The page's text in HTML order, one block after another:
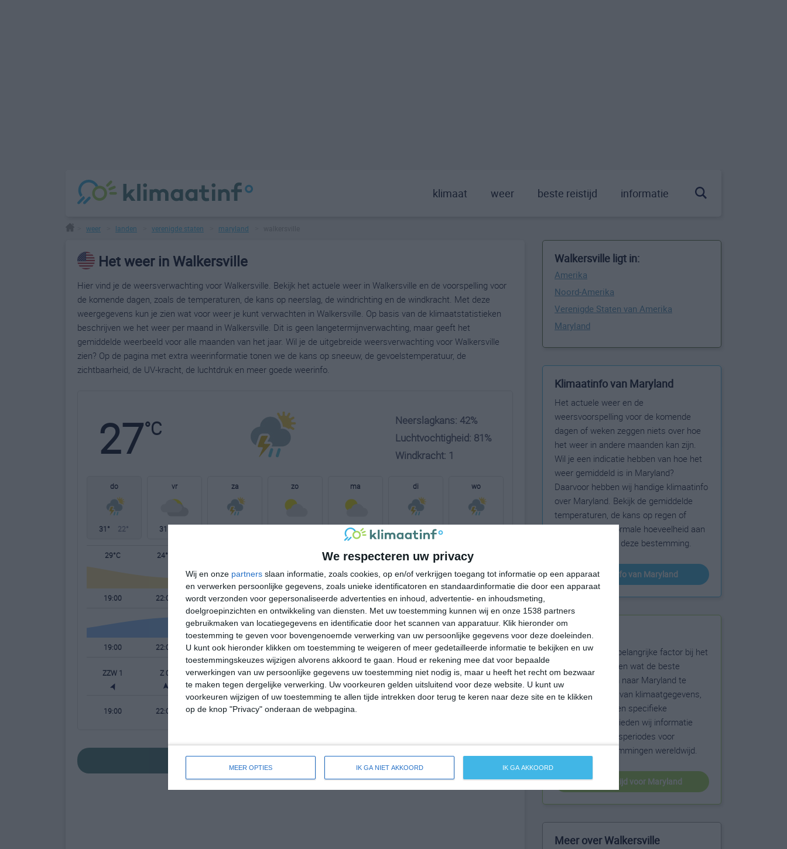
We respecteren uw privacy
Wij en onze partners slaan informatie, zoals cookies, op en/of verkrijgen toegang tot informatie op een apparaat
en verwerken persoonlijke gegevens, zoals unieke identificatoren en standaardinformatie die door een apparaat
wordt verzonden voor gepersonaliseerde advertenties en inhoud, advertentie- en inhoudsmeting,
doelgroepinzichten en ontwikkeling van diensten.
Met uw toestemming kunnen wij en onze 1538 partners
gebruikmaken van locatiegegevens en identificatie door het scannen van apparatuur. Klik hieronder om
toestemming te geven voor bovengenoemde verwerking van uw persoonlijke gegevens voor deze doeleinden.
U kunt ook hieronder klikken om toestemming te weigeren of meer gedetailleerde informatie te bekijken en uw
toestemmingskeuzes wijzigen alvorens akkoord te gaan.
Houd er rekening mee dat voor bepaalde
verwerkingen van uw persoonlijke gegevens uw toestemming niet nodig is, maar u heeft het recht om bezwaar
te maken tegen dergelijke verwerking. Uw voorkeuren gelden uitsluitend voor deze website. U kunt uw
voorkeuren wijzigen of uw toestemming te allen tijde intrekken door terug te keren naar deze site en te klikken
op de knop "Privacy" onderaan de webpagina.
MEER OPTIES IK GA NIET AKKOORD IK GA AKKOORD
klimaat weer beste reistijd informatie
weer landen verenigde staten maryland
Het weer in Walkersville
Hier vind je de weersverwachting voor Walkersville. Bekijk het actuele weer in Walkersville en de voorspelling voor
de komende dagen, zoals de temperaturen, de kans op neerslag, de windrichting en de windkracht. Met deze
weergegevens kun je zien wat voor weer je kunt verwachten in Walkersville. Op basis van de klimaatstatistieken
beschrijven we het weer per maand in Walkersville. Dit is geen langetermijnverwachting, maar geeft het
gemiddelde weerbeeld voor alle maanden van het jaar. Wil je de uitgebreide weersverwachting voor Walkersville
zien? Op de pagina met extra weerinformatie tonen we de kans op sneeuw, de gevoelstemperatuur, de
zichtbaarheid, de UV-kracht, de luchtdruk en meer goede weerinfo.
27°C
Neerslagkans: 42%
Luchtvochtigheid: 81%
Windkracht: 1
do
31° 22°
vr
31°
za zo ma
32° 20°
di
22°
wo
29°C 24°C 22°C 27°C 29°C 30°C
19:00 22:00 01:00 04:00 07:00 10:00 13:00 16:00
19:00 22:00 01:00 04:00 07:00 10:00 13:00 16:00
ZZW 1 Z 0 Z 0 Z 0 Z 0 ZZW 0 ZZW 1 ZZW 2
19:00 22:00 01:00 04:00 07:00
bekijk de uitgebreide weersverwachting voor Walkersville
Walkersville ligt in:
Amerika
Noord-Amerika
Verenigde Staten van Amerika
Maryland
Klimaatinfo van Maryland
Het actuele weer en de
weersvoorspelling voor de komende
dagen of weken zeggen niets over hoe
het weer in andere maanden kan zijn.
Wil je een indicatie hebben van hoe het
weer gemiddeld is in Maryland?
Daarvoor hebben wij handige klimaatinfo
over Maryland. Bekijk de gemiddelde
temperaturen, de kans op regen of
sneeuw en de normale hoeveelheid aan
zonneschijn voor deze bestemming.
klimaatinfo van Maryland
Beste reistijd
Het weer is een belangrijke factor bij het
reizen. Wil je weten wat de beste
maanden zijn om naar Maryland te
reizen? Op basis van klimaatgegevens,
weersextremen en specifieke
weerinformatie bieden wij informatie
over de beste reisperiodes voor
duizenden bestemmingen wereldwijd.
beste reistijd voor Maryland
Meer over Walkersville